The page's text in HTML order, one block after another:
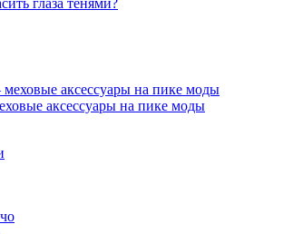
аксессуары на пике моды